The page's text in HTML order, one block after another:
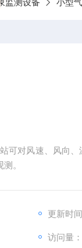
监测设备 小型
可对风速、风向
。
更新时
访问量